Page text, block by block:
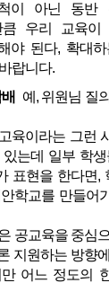
이 아닌 동반
우리 교육이
야 된다, 확대하
랍니다.
예, 위원님 질
육이라는 그런
는데 일부 학
표현을 한다면,
학교를 만들어
공교육을 중심
지원하는 방향
어느 정도의